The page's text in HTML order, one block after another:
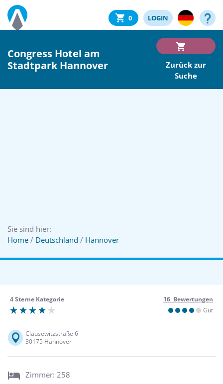
0 LOGIN
Congress Hotel am
Stadtpark Hannover
Zurück zur
Suche
Sie sind hier:
Home / Deutschland / Hannover
4 Sterne Kategorie
16 Bewertungen
Gut
Clausewitzstraße 6
30175 Hannover
Zimmer: 258